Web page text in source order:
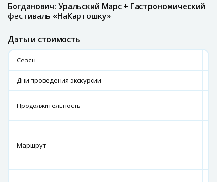
Богданович: Уральский Марс + Гастрономический
фестиваль «НаКартошку»
Даты и стоимость
Сезон
Дни проведения экскурсии
Продолжительность
Маршрут